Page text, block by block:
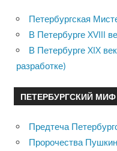
Петербургская
В Петербурге XVIII
В Петербурге XIX
разработке)
ПЕТЕРБУРГСКИЙ МИФ
Предтеча
Пророчества